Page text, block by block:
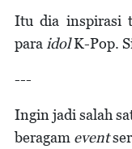
Itu dia inspirasi
para idolK-Pop.
---
Ingin jadi salah
beragam event